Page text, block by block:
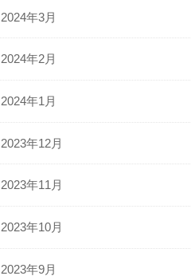
2024年3月
2024年2月
2024年1月
2023年12月
2023年11月
2023年10月
2023年9月